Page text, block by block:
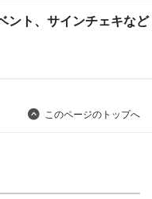
ント、サインチェキなど
このページのトップへ